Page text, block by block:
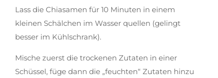
Lass die Chiasamen für 10 Minuten in einem
kleinen Schälchen im Wasser quellen (gelingt
besser im Kühlschrank).
Mische zuerst die trockenen Zutaten in einer
Schüssel, füge dann die „feuchten“ Zutaten hinzu